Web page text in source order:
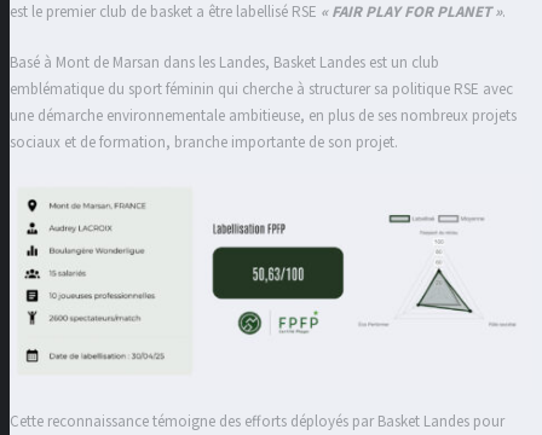
est le premier club de basket a être labellisé RSE « FAIR PLAY FOR PLANET ».
Basé à Mont de Marsan dans les Landes, Basket Landes est un club
emblématique du sport féminin qui cherche à structurer sa politique RSE avec
une démarche environnementale ambitieuse, en plus de ses nombreux projets
sociaux et de formation, branche importante de son projet.
Cette reconnaissance témoigne des efforts déployés par Basket Landes pour